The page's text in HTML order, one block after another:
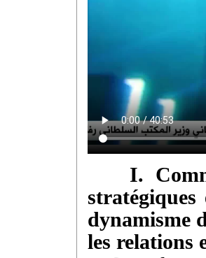
I.
dynamisme
les relations